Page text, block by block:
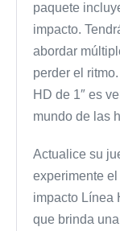
paquete
impacto.
abordar
perder el
HD de 1″ es
mundo de las
Actualice su
experimente
impacto Línea
que brinda